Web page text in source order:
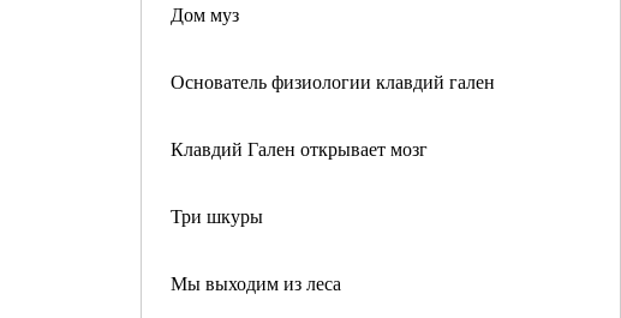
Дом муз
Основатель физиологии клавдий гален
Клавдий Гален открывает мозг
Три шкуры
Мы выходим из леса